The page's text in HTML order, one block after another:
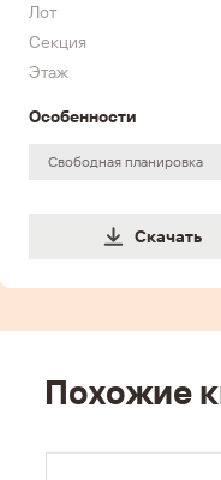
Лот
Секция
Этаж
Особенности
Свободная планировка
Скачать
Похожие